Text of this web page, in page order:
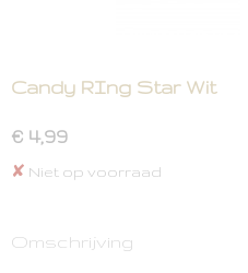
Candy RIng Star Wit
€ 4,99
✘ Niet op voorraad
Omschrijving